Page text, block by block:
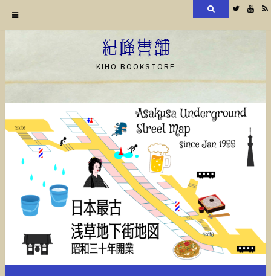
ン
ツ
へ
Twitter
紀峰書舗
KIHŌ BOOKSTORE